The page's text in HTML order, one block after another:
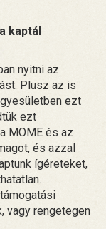
kaptál
nyitni az
Plusz az is
ezt
ezt
MOME és az
és azzal
ígéreteket,
vagy rengetegen